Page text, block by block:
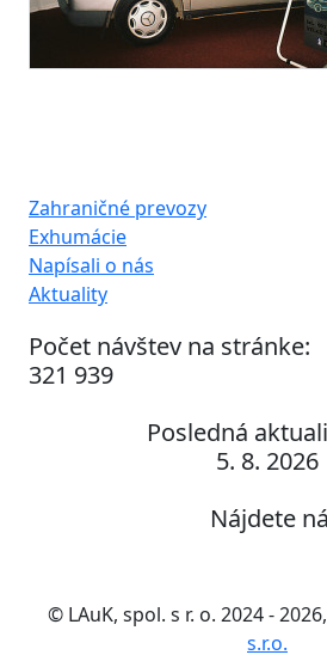
Zahraničné prevozy
Exhumácie
Napísali o nás
Aktuality
Počet návštev na stránke:
321 939
Posledná
5. 8. 2026
Nájdete
© LAuK, spol. s r. o. 2024 -
s.r.o.